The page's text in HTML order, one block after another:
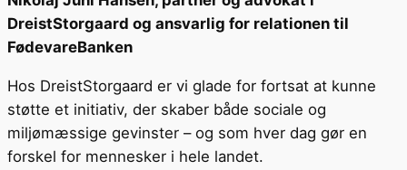
DreistStorgaard og ansvarlig for relationen til
FødevareBanken
Hos DreistStorgaard er vi glade for fortsat at kunne
støtte et initiativ, der skaber både sociale og
miljømæssige gevinster – og som hver dag gør en
forskel for mennesker i hele landet.